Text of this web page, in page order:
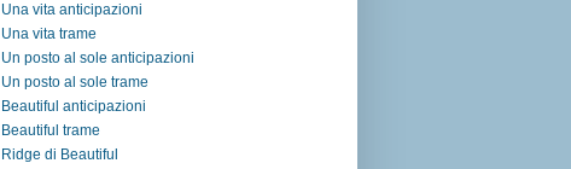
Una vita anticipazioni
Una vita trame
Un posto al sole anticipazioni
Un posto al sole trame
Beautiful anticipazioni
Beautiful trame
Ridge di Beautiful